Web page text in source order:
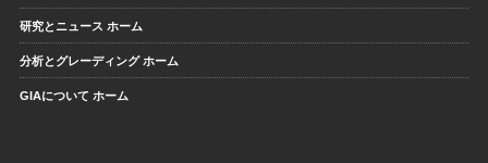
研究とニュース ホーム
分析とグレーディング ホーム
GIAについて ホーム